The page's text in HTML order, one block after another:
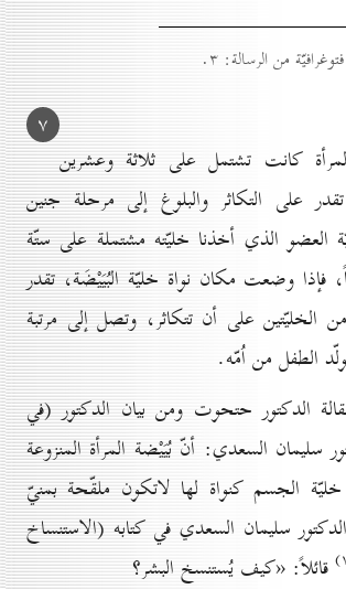
۷
كانت تشتمل على ثلاثة وعشرين
على التكاثر والبلوغ إلى مرحلة جنين
العضو الذي أخذنا خليّته مشتملة على ستّة
فإذا وضعت مكان نواة خليّة البُيَيْضَة، تقدر
الخليّتين على أن تتكاثر، وتصل إلى مرتبة
الطفل من اُمّه.
الدكتور حتحوت ومن بيان الدكتور (في
سليمان السعدي: أنّ بُيَيْضة المرأة المنزوعة
خليّة الجسم كنواة لها لاتكون ملقّحة بمنيّ
سليمان السعدي في كتابه (الاستنساخ
قائلاً: «كيف يُستنسخ البشر؟